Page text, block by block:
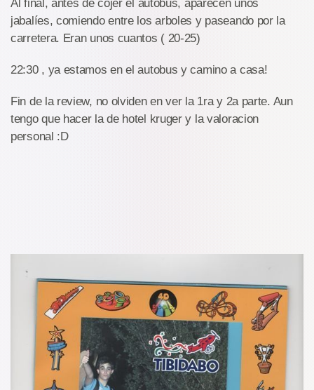
Al final, antes de cojer el autobus, aparecen unos
jabalíes, comiendo entre los arboles y paseando por la
carretera. Eran unos cuantos ( 20-25)
22:30 , ya estamos en el autobus y camino a casa!
Fin de la review, no olviden en ver la 1ra y 2a parte. Aun
tengo que hacer la de hotel kruger y la valoracion
personal :D